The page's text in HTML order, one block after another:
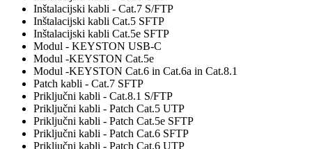
Inštalacijski kabli - Cat.7 S/FTP
Inštalacijski kabli Cat.5 SFTP
Inštalacijski kabli Cat.5e SFTP
Modul - KEYSTON USB-C
Modul -KEYSTON Cat.5e
Modul -KEYSTON Cat.6 in Cat.6a in Cat.8.1
Patch kabli - Cat.7 SFTP
Priključni kabli - Cat.8.1 S/FTP
Priključni kabli - Patch Cat.5 UTP
Priključni kabli - Patch Cat.5e SFTP
Priključni kabli - Patch Cat.6 SFTP
Priključni kabli - Patch Cat.6 UTP